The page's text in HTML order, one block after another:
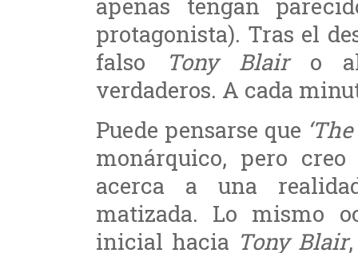
protagonista). Tras el
falso
Tony Blairo al
verdaderos. A cada
Puede pensarse que
monárquico, pero
acerca a una
matizada. Lo mismo
inicial hacia Tony Blair